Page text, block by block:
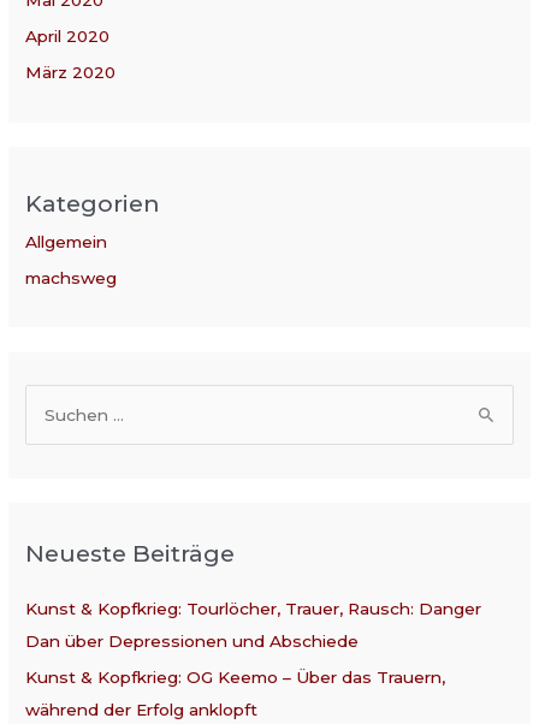
April 2020
März 2020
Kategorien
Allgemein
machsweg
e
n
a
c
h
Neueste Beiträge
Kunst & Kopfkrieg: Tourlöcher, Trauer, Rausch: Danger
Dan über Depressionen und Abschiede
Kunst & Kopfkrieg: OG Keemo – Über das Trauern,
während der Erfolg anklopft